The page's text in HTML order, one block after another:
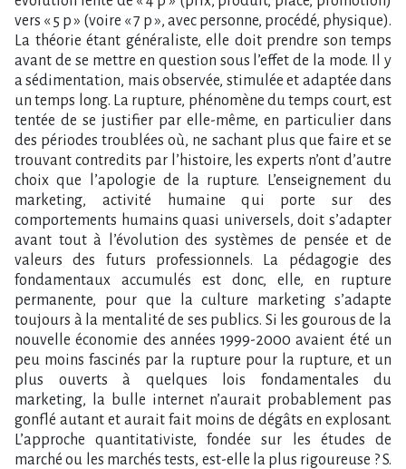
vers « 5 p » (voire « 7 p », avec personne, procédé, physique).
La théorie étant généraliste, elle doit prendre son temps
avant de se mettre en question sous l’effet de la mode. Il y
a sédimentation, mais observée, stimulée et adaptée dans
un temps long. La rupture, phénomène du temps court, est
tentée de se justifier par elle-même, en particulier dans
des périodes troublées où, ne sachant plus que faire et se
trouvant contredits par l’histoire, les experts n’ont d’autre
choix que l’apologie de la rupture. L’enseignement du
marketing, activité humaine qui porte sur des
comportements humains quasi universels, doit s’adapter
avant tout à l’évolution des systèmes de pensée et de
valeurs des futurs professionnels. La pédagogie des
fondamentaux accumulés est donc, elle, en rupture
permanente, pour que la culture marketing s’adapte
toujours à la mentalité de ses publics. Si les gourous de la
nouvelle économie des années 1999-2000 avaient été un
peu moins fascinés par la rupture pour la rupture, et un
plus ouverts à quelques lois fondamentales du
marketing, la bulle internet n’aurait probablement pas
gonflé autant et aurait fait moins de dégâts en explosant.
L’approche quantitativiste, fondée sur les études de
marché ou les marchés tests, est-elle la plus rigoureuse ? S.